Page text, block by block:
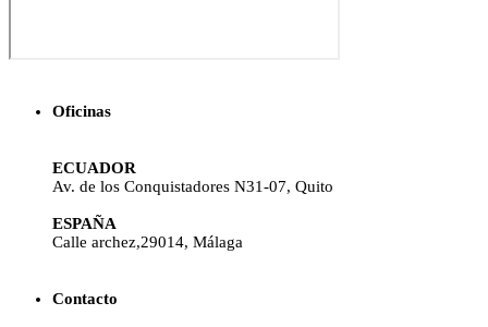
Oficinas
ECUADOR
Av. de los Conquistadores N31-07, Quito
ESPAÑA
Calle archez,29014, Málaga
Contacto